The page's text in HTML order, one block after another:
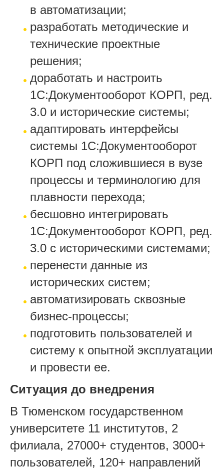
в автоматизации;
разработать методические и
технические проектные
решения;
доработать и настроить
1С:Документооборот КОРП, ред.
3.0 и исторические системы;
адаптировать интерфейсы
системы 1С:Документооборот
КОРП под сложившиеся в вузе
процессы и терминологию для
плавности перехода;
бесшовно интегрировать
1С:Документооборот КОРП, ред.
3.0 с историческими системами;
перенести данные из
исторических систем;
автоматизировать сквозные
бизнес-процессы;
подготовить пользователей и
систему к опытной эксплуатации
и провести ее.
Ситуация до внедрения
В Тюменском государственном
университете 11 институтов, 2
филиала, 27000+ студентов, 3000+
пользователей, 120+ направлений